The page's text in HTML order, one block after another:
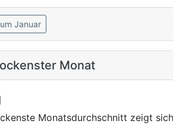
Januar
Monat
Monatsdurchschnitt zeigt sich